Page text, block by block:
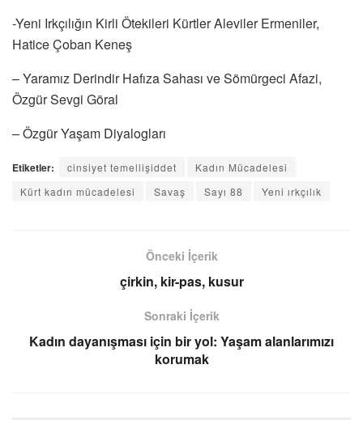
-Yeni Irkçılığın Kirli Ötekileri Kürtler Aleviler Ermeniler,
Hatice Çoban Keneş
– Yaramız Derindir Hafıza Sahası ve Sömürgeci Afazi,
Özgür Sevgi Göral
– Özgür Yaşam Diyalogları
Etiketler: cinsiyet temellişiddet
Kadın Mücadelesi
Kürt kadın mücadelesi
Savaş Sayı 88 Yeni ırkçılık
Önceki İçerik
çirkin, kir-pas, kusur
Sonraki İçerik
Kadın dayanışması için bir yol: Yaşam alanlarımızı
korumak